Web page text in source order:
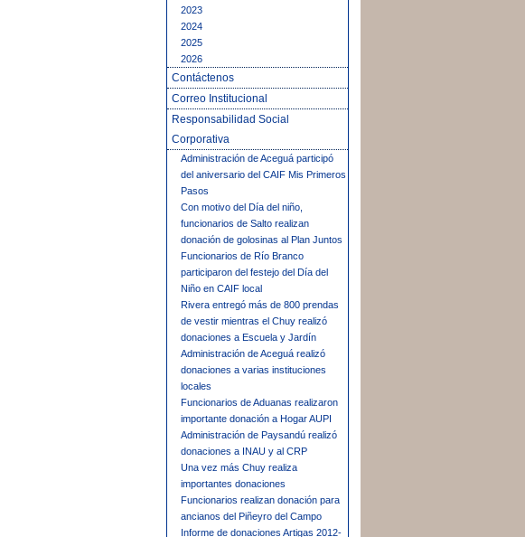
2023
2024
2025
2026
Contáctenos
Correo Institucional
Responsabilidad Social
Corporativa
Administración de Aceguá participó
del aniversario del CAIF Mis Primeros
Pasos
Con motivo del Día del niño,
funcionarios de Salto realizan
donación de golosinas al Plan Juntos
Funcionarios de Río Branco
participaron del festejo del Día del
Niño en CAIF local
Rivera entregó más de 800 prendas
de vestir mientras el Chuy realizó
donaciones a Escuela y Jardín
Administración de Aceguá realizó
donaciones a varias instituciones
locales
Funcionarios de Aduanas realizaron
importante donación a Hogar AUPI
Administración de Paysandú realizó
donaciones a INAU y al CRP
Una vez más Chuy realiza
importantes donaciones
Funcionarios realizan donación para
ancianos del Piñeyro del Campo
Informe de donaciones Artigas 2012-